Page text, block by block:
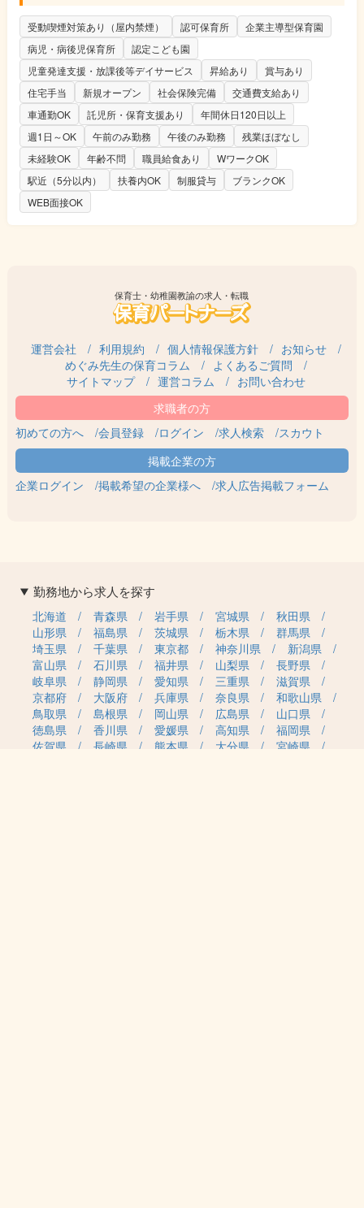
受動喫煙対策あり（屋内禁煙） 認可保育所
企業主導型保育園
病児・病後児保育所
認定こども園
児童発達支援・放課後等デイサービス
昇給あり
賞与あり
住宅手当
新規オープン 社会保険完備
交通費支給あり
車通勤OK
託児所・保育支援あり
年間休日120日以上
週1日～OK
午前のみ勤務 午後のみ勤務
残業ほぼなし
未経験OK
年齢不問 職員給食あり
WワークOK
駅近（5分以内）
扶養内OK 制服貸与
ブランクOK
WEB面接OK
保育士・幼稚園教諭の求人・転職
運営会社 利用規約 個人情報保護方針
お知らせ
めぐみ先生の保育コラム
よくあるご質問
サイトマップ
運営コラム お問い合わせ
初めての方へ 会員登録 ログイン 求人検索 スカウト
企業ログイン 掲載希望の企業様へ 求人広告掲載フォーム
勤務地から求人を探す
北海道 青森県 岩手県 宮城県
秋田県
山形県
福島県 茨城県 栃木県
群馬県
埼玉県
千葉県 東京都 神奈川県
新潟県
富山県
石川県 福井県 山梨県
長野県
岐阜県
静岡県 愛知県 三重県
滋賀県
京都府
大阪府 兵庫県 奈良県
和歌山県
鳥取県
島根県 岡山県 広島県
山口県
徳島県
香川県 愛媛県 高知県
福岡県
佐賀県
長崎県 熊本県 大分県
宮崎県